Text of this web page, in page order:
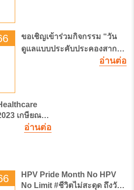
ขอเชิญเข้าร่วมกิจกรรม “วัน
ดูแลแบบประคับประคองสากล
2566” โดยไม่มีค่าใช้จ่าย!อ่านต่อ
เกษียณ
อ่านต่อ
HPV Pride Month No HPV
No Limit #ชีวิตไม่สะดุด ถึงวัน